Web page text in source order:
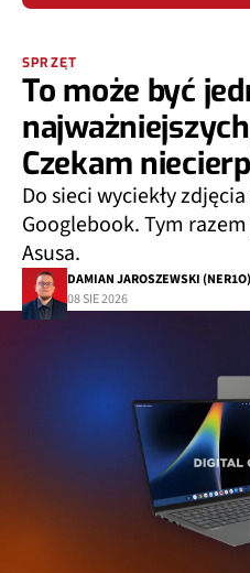
SPRZĘT
To może być
Czekam
Do sieci wyciekły
Googlebook. Tym
Asusa.
DAMIAN JAROSZEWSKI (NER1O)
08 SIE 2026